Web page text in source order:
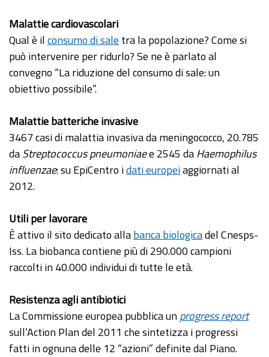
Malattie cardiovascolari
Qual è ilconsumo di sale tra la popolazione? Come si
può intervenire per ridurlo? Se ne è parlato al
convegno “La riduzione del consumo di sale: un
obiettivo possibile”.
Malattie batteriche invasive
3467 casi di malattia invasiva da meningococco, 20.785
daStreptococcus pneumoniaee 2545 daHaemophilus
influenzae: su EpiCentro idati europeiaggiornati al
2012.
Utili per lavorare
È attivo il sito dedicato allabanca biologicadel Cnesps-
Iss. La biobanca contiene più di 290.000 campioni
raccolti in 40.000 individui di tutte le età.
Resistenza agli antibiotici
La Commissione europea pubblica unprogress report
sull’Action Plan del 2011 che sintetizza i progressi
fatti in ognuna delle 12 “azioni” definite dal Piano.